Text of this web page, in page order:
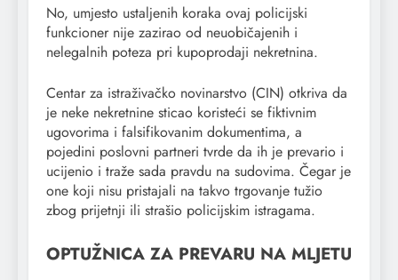
No, umjesto ustaljenih koraka ovaj policijski
funkcioner nije zazirao od neuobičajenih i
nelegalnih poteza pri kupoprodaji nekretnina.
Centar za istraživačko novinarstvo (CIN) otkriva da
je neke nekretnine sticao koristeći se fiktivnim
ugovorima i falsifikovanim dokumentima, a
pojedini poslovni partneri tvrde da ih je prevario i
ucijenio i traže sada pravdu na sudovima. Čegar je
one koji nisu pristajali na takvo trgovanje tužio
zbog prijetnji ili strašio policijskim istragama.
OPTUŽNICA ZA PREVARU NA MLJETU